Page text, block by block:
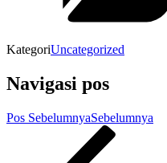
KategoriUncategorized
Navigasi pos
Pos SebelumnyaSebelumnya